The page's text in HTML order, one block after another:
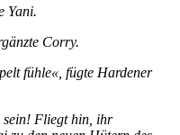
Yani.
Corry.
fühle«, fügte Hardener
sein! Fliegt hin, ihr